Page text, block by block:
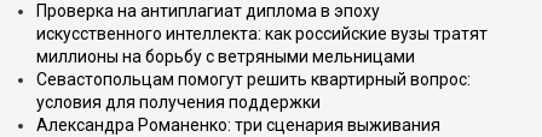
Проверка на антиплагиат диплома в эпоху
искусственного интеллекта: как российские вузы тратят
миллионы на борьбу с ветряными мельницами
Севастопольцам помогут решить квартирный вопрос:
условия для получения поддержки
Александра Романенко: три сценария выживания